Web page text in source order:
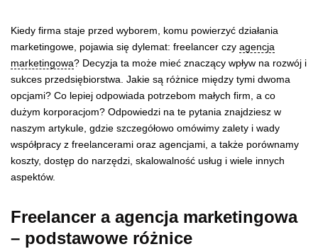
Kiedy firma staje przed wyborem, komu powierzyć działania
marketingowe, pojawia się dylemat: freelancer czy agencja
marketingowa? Decyzja ta może mieć znaczący wpływ na rozwój i
sukces przedsiębiorstwa. Jakie są różnice między tymi dwoma
opcjami? Co lepiej odpowiada potrzebom małych firm, a co
dużym korporacjom? Odpowiedzi na te pytania znajdziesz w
naszym artykule, gdzie szczegółowo omówimy zalety i wady
współpracy z freelancerami oraz agencjami, a także porównamy
koszty, dostęp do narzędzi, skalowalność usług i wiele innych
aspektów.
Freelancer a agencja marketingowa
– podstawowe różnice